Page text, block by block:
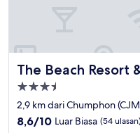
The Beach Resort
The Beach Resort &
Properti
bintang
3.5
2,9 km dari Chumphon
8.6
8,6/10 Luar Biasa (54